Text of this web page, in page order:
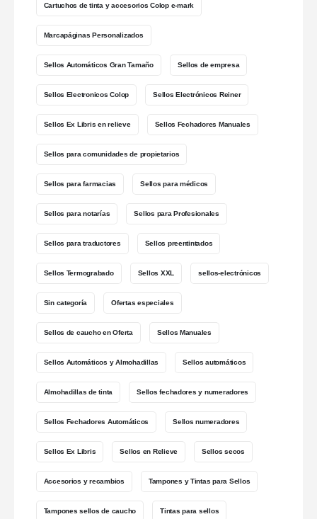
Cartuchos de tinta y accesorios Colop e-mark
Marcapáginas Personalizados
Sellos Automáticos Gran Tamaño Sellos de empresa
Sellos Electronicos Colop Sellos Electrónicos Reiner
Sellos Ex Libris en relieve Sellos Fechadores Manuales
Sellos para comunidades de propietarios
Sellos para farmacias Sellos para médicos
Sellos para notarías Sellos para Profesionales
Sellos para traductores Sellos preentintados
Sellos Termograbado Sellos XXL sellos-electrónicos
Sin categoría Ofertas especiales
Sellos de caucho en Oferta Sellos Manuales
Sellos Automáticos y Almohadillas Sellos automáticos
Almohadillas de tinta Sellos fechadores y numeradores
Sellos Fechadores Automáticos Sellos numeradores
Sellos Ex Libris Sellos en Relieve Sellos secos
Accesorios y recambios Tampones y Tintas para Sellos
Tampones sellos de caucho Tintas para sellos